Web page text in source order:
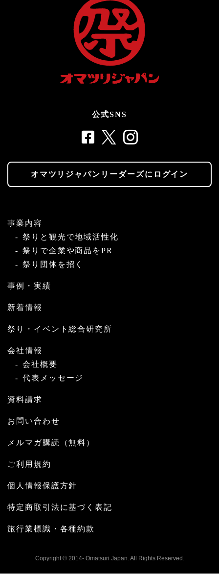
公式SNS
オマツリジャパンリーダーズにログイン
事業内容
祭りと観光で地域活性化
祭りで企業や商品をPR
祭り団体を招く
事例・実績
新着情報
祭り・イベント総合研究所
会社情報
会社概要
代表メッセージ
資料請求
お問い合わせ
メルマガ購読（無料）
ご利用規約
個人情報保護方針
特定商取引法に基づく表記
旅行業標識・各種約款
Copyright © 2014- Omatsuri Japan. All Rights Reserved.